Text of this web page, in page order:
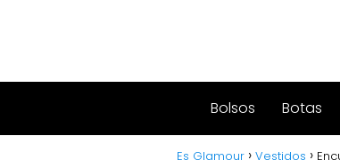
Bolsos Botas
Es Glamour Vestidos